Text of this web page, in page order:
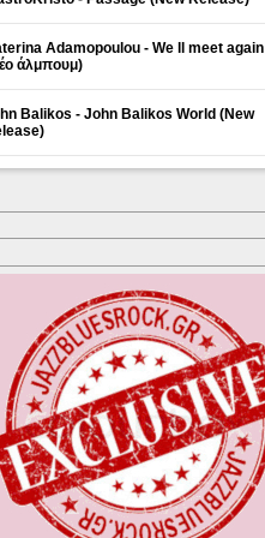
Adamopoulou - We ll meet again
άλμπουμ)
Balikos - John Balikos World (New